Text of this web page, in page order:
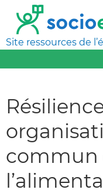
Site ressources de
commun